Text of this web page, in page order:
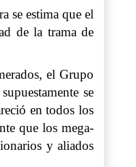
se estima que el
de la trama de
el Grupo
se
en todos los
que los mega-
y aliados